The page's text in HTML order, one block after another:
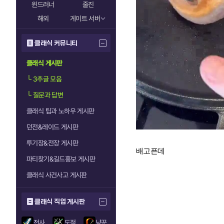
윈드러너
줄진
해외
게이트 서버
클래식 커뮤니티
클래식 게시판
└3추글 모음
└질문과 답변
클래식 팁과 노하우 게시판
던전&레이드 게시판
투기장&전장 게시판
파티찾기&길드홍보 게시판
클래식 사건사고 게시판
클래식 직업 게시판
​배고픈데